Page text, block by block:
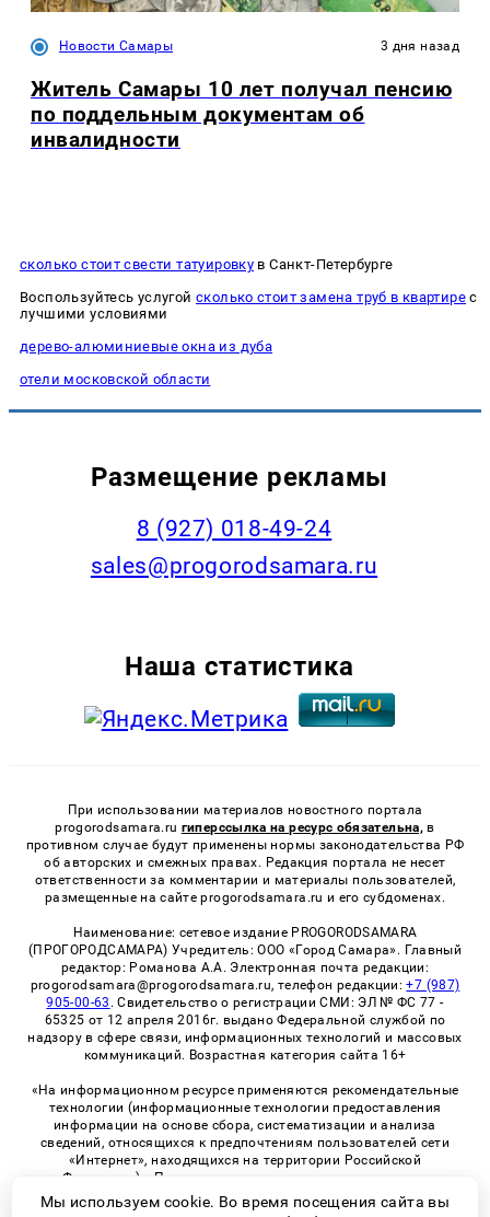
Новости Самары 3 дня назад
Житель Самары 10 лет получал пенсию
по поддельным документам об
инвалидности
сколько стоит свести татуировку в Санкт-Петербурге
Воспользуйтесь услугой сколько стоит замена труб в квартире с
лучшими условиями
дерево-алюминиевые окна из дуба
отели московской области
Размещение рекламы
8 (927) 018-49-24
sales@progorodsamara.ru
Наша статистика
При использовании материалов новостного портала
progorodsamara.ru гиперссылка на ресурс обязательна, в
противном случае будут применены нормы законодательства РФ
об авторских и смежных правах. Редакция портала не несет
ответственности за комментарии и материалы пользователей,
размещенные на сайте progorodsamara.ru и его субдоменах.
Наименование: сетевое издание PROGORODSAMARA
(ПРОГОРОДСАМАРА) Учредитель: ООО «Город Самара». Главный
редактор: Романова А.А. Электронная почта редакции:
progorodsamara@progorodsamara.ru, телефон редакции:+7 (987)
905-00-63 . Свидетельство о регистрации СМИ: ЭЛ № ФС 77 -
65325 от 12 апреля 2016г. выдано Федеральной службой по
надзору в сфере связи, информационных технологий и массовых
коммуникаций. Возрастная категория сайта 16+
«На информационном ресурсе применяются рекомендательные
технологии (информационные технологии предоставления
информации на основе сбора, систематизации и анализа
сведений, относящихся к предпочтениям пользователей сети
«Интернет», находящихся на территории Российской
Федерации)». Правила применения рекомендательных
технологий в виджетах рекламно-обменной сети
«СМИ2» (PDF)
Мы используем cookie. Во время посещения сайта вы